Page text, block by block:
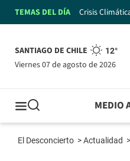
TEMAS DEL DÍA Crisis
SANTIAGO DE CHILE 12°
viernes 07 de agosto de 2026
MEDIO
El Desconcierto >Actualidad >